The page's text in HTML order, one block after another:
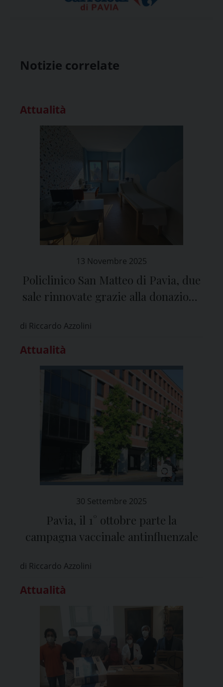
Notizie correlate
Attualità
13 Novembre 2025
Policlinico San Matteo di Pavia, due
sale rinnovate grazie alla donazione
di Riccardo Azzolini
Attualità
30 Settembre 2025
Pavia, il 1° ottobre parte la
campagna vaccinale antinfluenzale
di Riccardo Azzolini
Attualità